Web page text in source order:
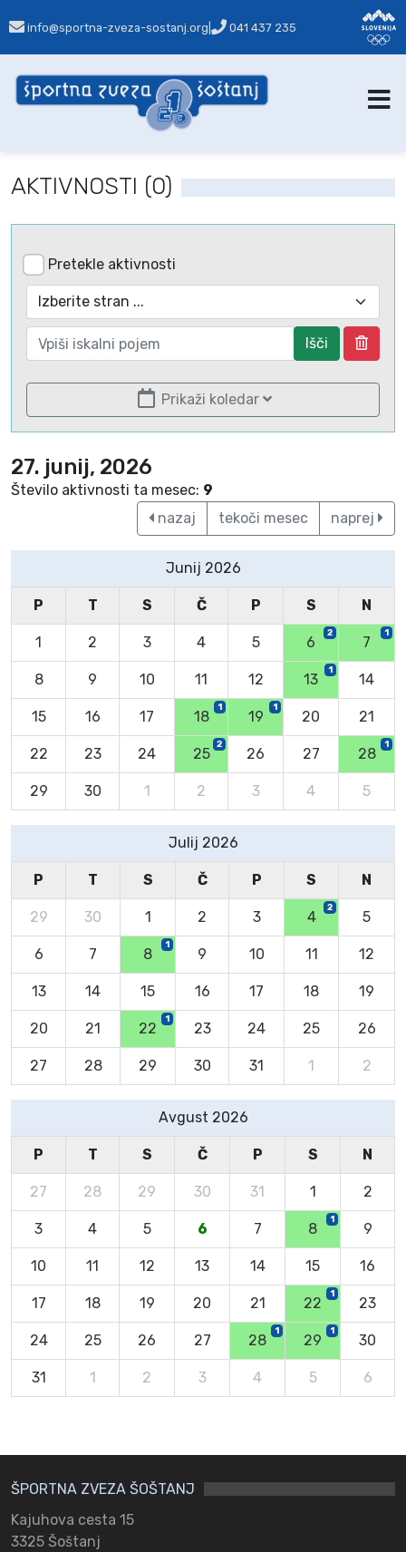
info@sportna-zveza-sostanj.org 041 437 235
AKTIVNOSTI (0)
Pretekle aktivnosti
Išči
Prikaži koledar
27. junij, 2026
Število aktivnosti ta mesec: 9
nazaj
tekoči mesec naprej
Junij 2026
P T S Č P S N
1 2 3 4 5 6
2
7
1
8 9 10 11 12 13
1
14
15 16 17 18
1
19
1
20 21
22 23 24 25
2
26 27 28
1
29 30 1 2 3 4 5
Julij 2026
P T S Č P S N
29 30 1 2 3 4
2
5
6 7 8
1
9 10 11 12
13 14 15 16 17 18 19
20 21 22
1
23 24 25 26
27 28 29 30 31 1 2
Avgust 2026
P T S Č P S N
27 28 29 30 31 1 2
3 4 5 6 7 8
1
9
10 11 12 13 14 15 16
17 18 19 20 21 22
1
23
24 25 26 27 28
1
29
1
30
31 1 2 3 4 5 6
ŠPORTNA ZVEZA ŠOŠTANJ
Kajuhova cesta 15
3325 Šoštanj